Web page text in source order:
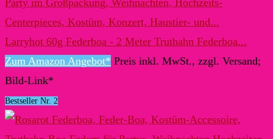
Larryhot 60g Federboa - 2 Meter Truthahn Federboa...
Zum Amazon Angebot* Preis inkl. MwSt., zzgl. Versand;
Bild-Link*
Bestseller Nr. 2